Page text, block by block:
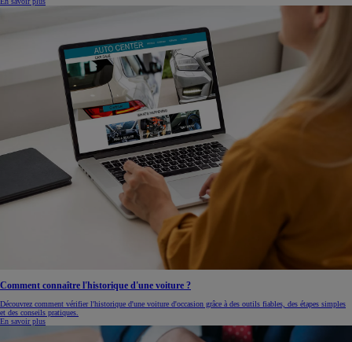
Comment connaître l'historique d'une voiture ?
Découvrez comment vérifier l'historique d'une voiture d'occasion grâce à des outils fiables, des étapes simples
et des conseils pratiques.
En savoir plus